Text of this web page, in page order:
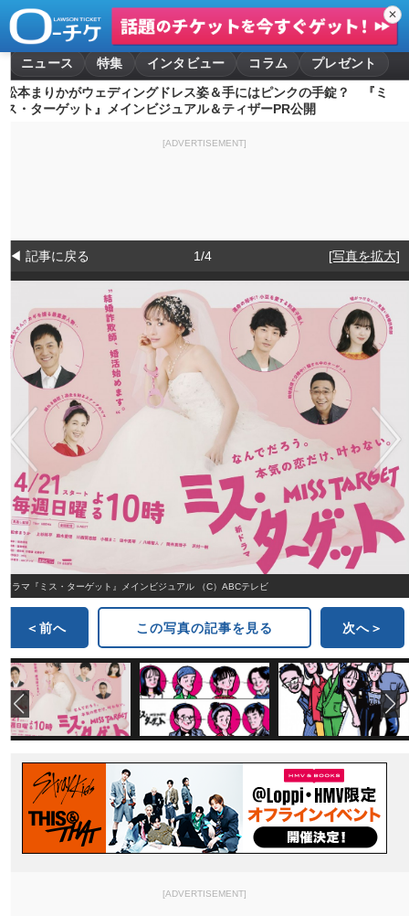
✕
ニュース 特集 インタビュー コラム
プレゼント
松本まりかがウェディングドレス姿＆手にはピンクの手錠？ 『ミ
ス・ターゲット』メインビジュアル＆ティザーPR公開
[ADVERTISEMENT]
◀ 記事に戻る 1/4 [写真を拡大]
ドラマ『ミス・ターゲット』メインビジュアル （C）ABCテレビ
＜前へ この写真の記事を見る 次へ＞
[ADVERTISEMENT]